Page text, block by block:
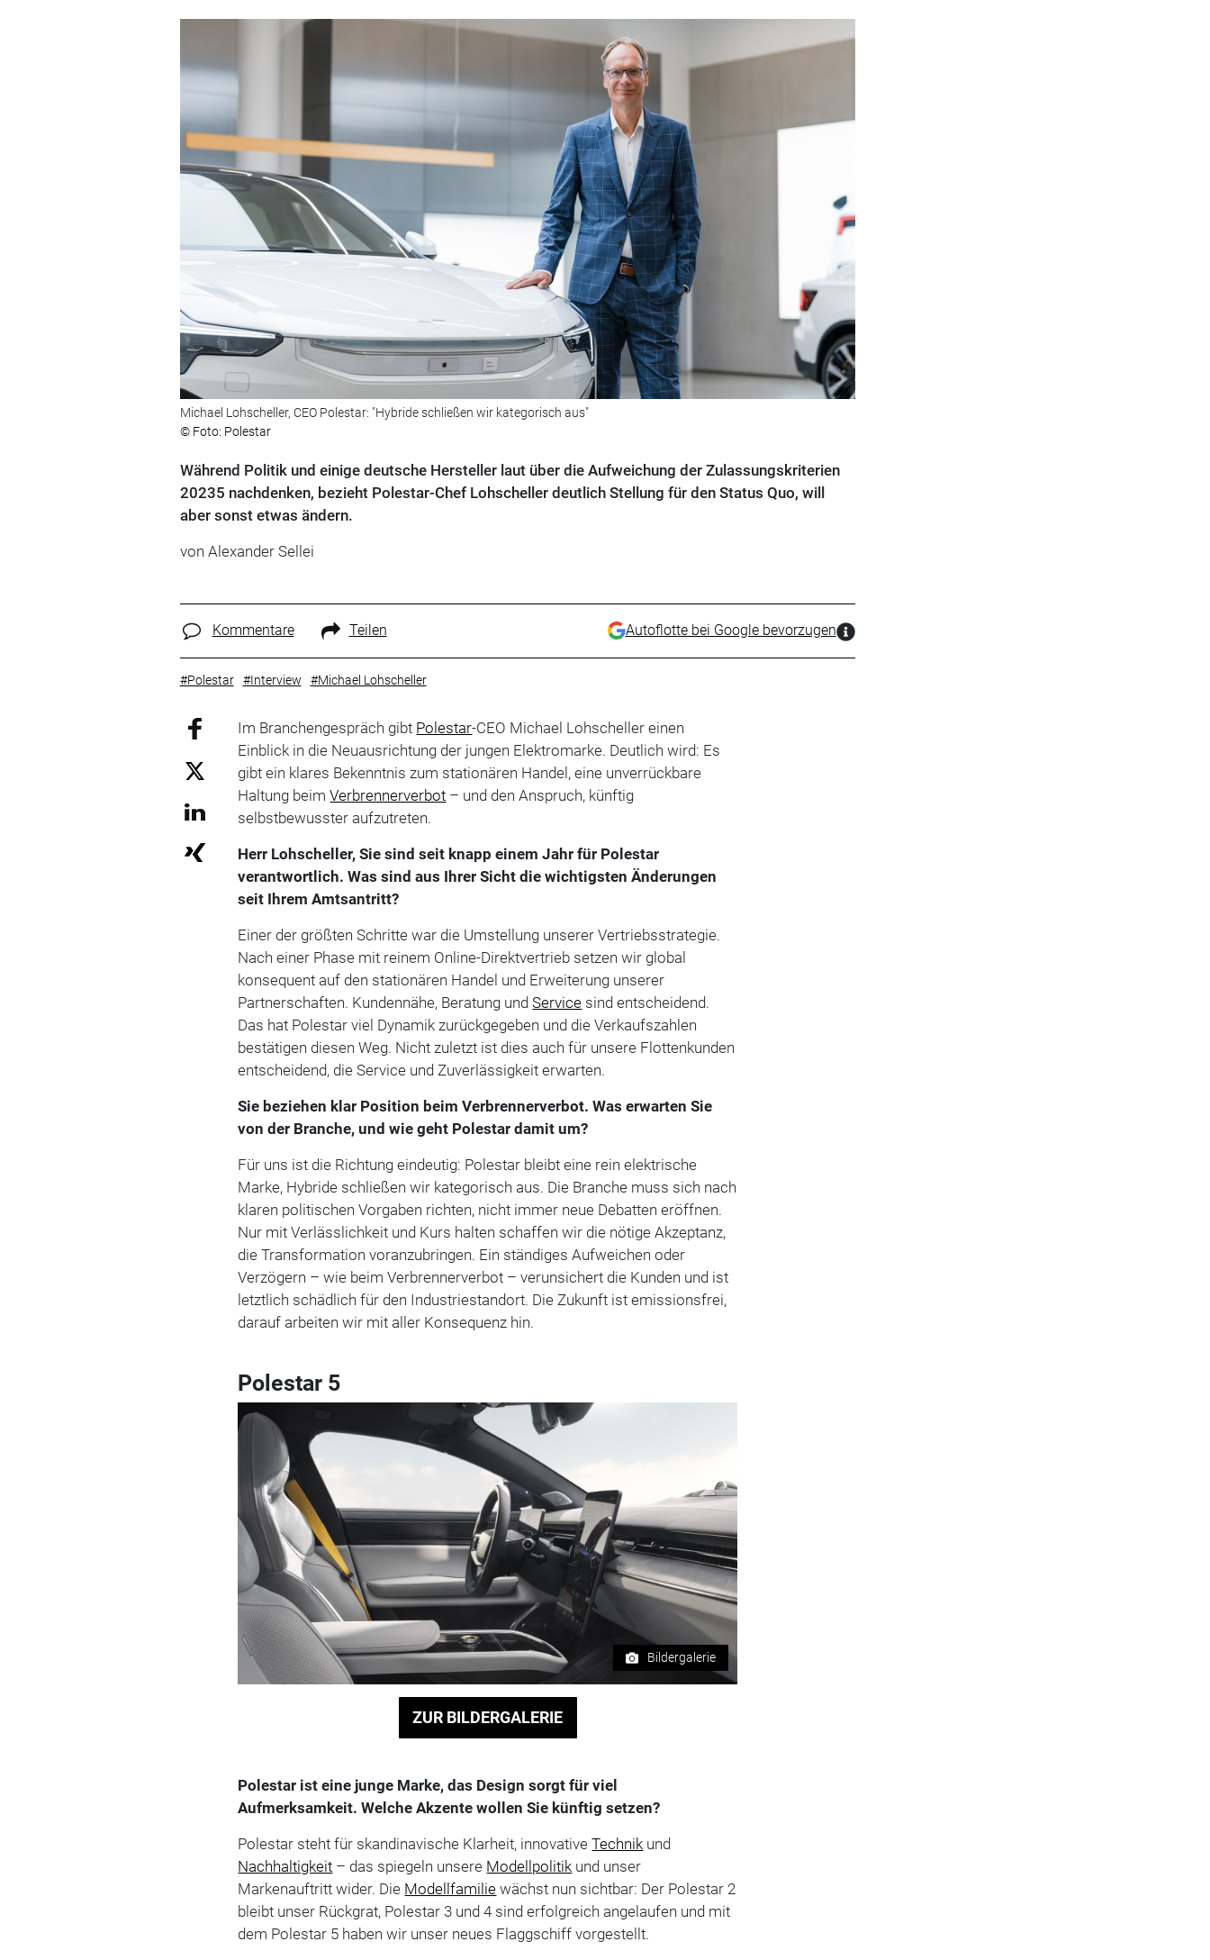
Michael Lohscheller, CEO Polestar: "Hybride schließen wir kategorisch aus"
© Foto: Polestar
Während Politik und einige deutsche Hersteller laut über die Aufweichung der Zulassungskriterien
20235 nachdenken, bezieht Polestar-Chef Lohscheller deutlich Stellung für den Status Quo, will
aber sonst etwas ändern.
von Alexander Sellei
Kommentare Teilen Autoflotte bei Google bevorzugen
#Polestar #Interview #Michael Lohscheller
Im Branchengespräch gibt Polestar-CEO Michael Lohscheller einen
Einblick in die Neuausrichtung der jungen Elektromarke. Deutlich wird: Es
gibt ein klares Bekenntnis zum stationären Handel, eine unverrückbare
Haltung beimVerbrennerverbot – und den Anspruch, künftig
selbstbewusster aufzutreten.
Herr Lohscheller, Sie sind seit knapp einem Jahr für Polestar
verantwortlich. Was sind aus Ihrer Sicht die wichtigsten Änderungen
seit Ihrem Amtsantritt?
Einer der größten Schritte war die Umstellung unserer Vertriebsstrategie.
Nach einer Phase mit reinem Online-Direktvertrieb setzen wir global
konsequent auf den stationären Handel und Erweiterung unserer
Partnerschaften. Kundennähe, Beratung undService sind entscheidend.
Das hat Polestar viel Dynamik zurückgegeben und die Verkaufszahlen
bestätigen diesen Weg. Nicht zuletzt ist dies auch für unsere Flottenkunden
entscheidend, die Service und Zuverlässigkeit erwarten.
Sie beziehen klar Position beim Verbrennerverbot. Was erwarten Sie
von der Branche, und wie geht Polestar damit um?
Für uns ist die Richtung eindeutig: Polestar bleibt eine rein elektrische
Marke, Hybride schließen wir kategorisch aus. Die Branche muss sich nach
klaren politischen Vorgaben richten, nicht immer neue Debatten eröffnen.
Nur mit Verlässlichkeit und Kurs halten schaffen wir die nötige Akzeptanz,
die Transformation voranzubringen. Ein ständiges Aufweichen oder
Verzögern – wie beim Verbrennerverbot – verunsichert die Kunden und ist
letztlich schädlich für den Industriestandort. Die Zukunft ist emissionsfrei,
darauf arbeiten wir mit aller Konsequenz hin.
Polestar 5
Bildergalerie
ZUR BILDERGALERIE
Polestar ist eine junge Marke, das Design sorgt für viel
Aufmerksamkeit. Welche Akzente wollen Sie künftig setzen?
Polestar steht für skandinavische Klarheit, innovativeTechnik und
Nachhaltigkeit – das spiegeln unsere Modellpolitik und unser
Markenauftritt wider. Die Modellfamilie wächst nun sichtbar: Der Polestar 2
bleibt unser Rückgrat, Polestar 3 und 4 sind erfolgreich angelaufen und mit
dem Polestar 5 haben wir unser neues Flaggschiff vorgestellt.